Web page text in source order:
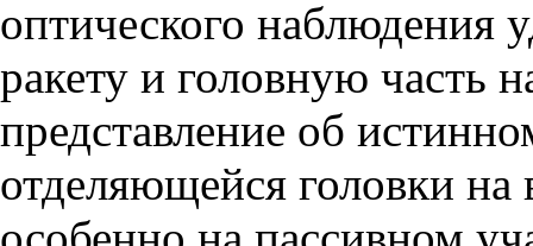
оптического наблюдения
ракету и головную часть
представление об
отделяющейся головки на